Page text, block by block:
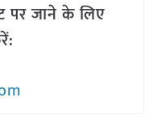
पर जाने के लिए